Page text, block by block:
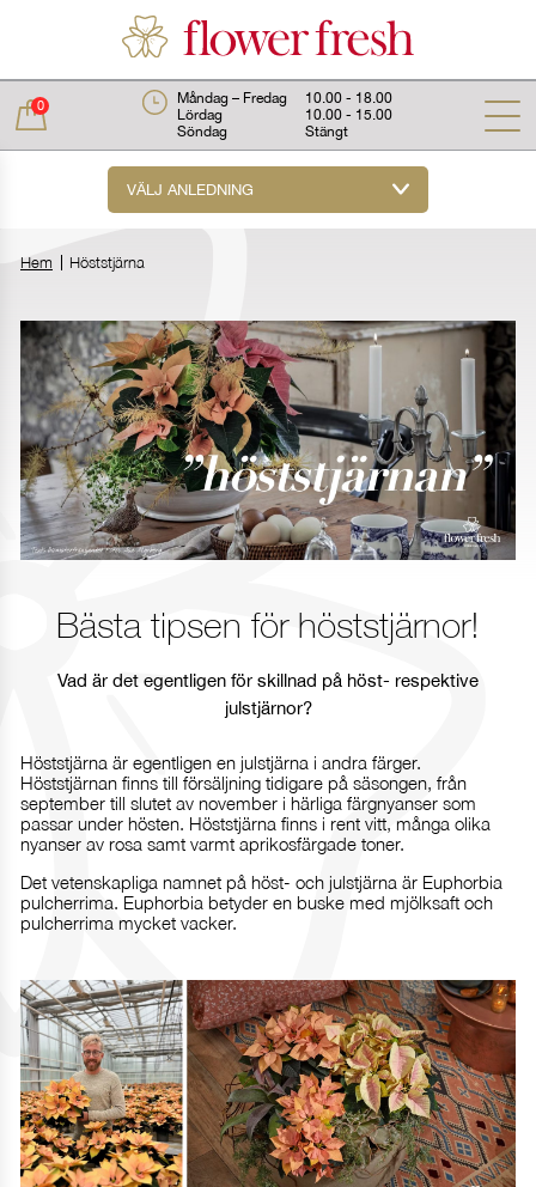
0 Måndag – Fredag
10.00 - 18.00
Lördag
10.00 - 15.00
Söndag
Stängt
VÄLJ ANLEDNING
Hem Höststjärna
Bästa tipsen för höststjärnor!
Vad är det egentligen för skillnad på höst- respektive
julstjärnor?
Höststjärna är egentligen en julstjärna i andra färger.
Höststjärnan finns till försäljning tidigare på säsongen, från
september till slutet av november i härliga färgnyanser som
passar under hösten. Höststjärna finns i rent vitt, många olika
nyanser av rosa samt varmt aprikosfärgade toner.
Det vetenskapliga namnet på höst- och julstjärna är Euphorbia
pulcherrima. Euphorbia betyder en buske med mjölksaft och
pulcherrima mycket vacker.